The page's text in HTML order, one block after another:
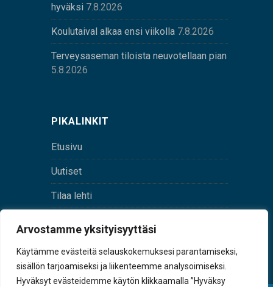
Arvostamme yksityisyyttäsi
Käytämme evästeitä selauskokemuksesi parantamiseksi,
sisällön tarjoamiseksi ja liikenteemme analysoimiseksi.
Hyväksyt evästeidemme käytön klikkaamalla ”Hyväksy
hyväksi 7.8.2026
Koulutaival alkaa ensi viikolla 7.8.2026
Terveysaseman tiloista neuvotellaan pian
5.8.2026
PIKALINKIT
Etusivu
Uutiset
Tilaa lehti